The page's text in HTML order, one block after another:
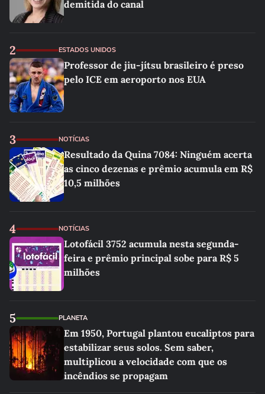
demitida do canal
2 ESTADOS UNIDOS
Professor de jiu-jítsu brasileiro é preso
pelo ICE em aeroporto nos EUA
3 NOTÍCIAS
Resultado da Quina 7084: Ninguém acerta
as cinco dezenas e prêmio acumula em R$
10,5 milhões
4 NOTÍCIAS
Lotofácil 3752 acumula nesta segunda-
feira e prêmio principal sobe para R$ 5
milhões
5 PLANETA
Em 1950, Portugal plantou eucaliptos para
estabilizar seus solos. Sem saber,
multiplicou a velocidade com que os
incêndios se propagam